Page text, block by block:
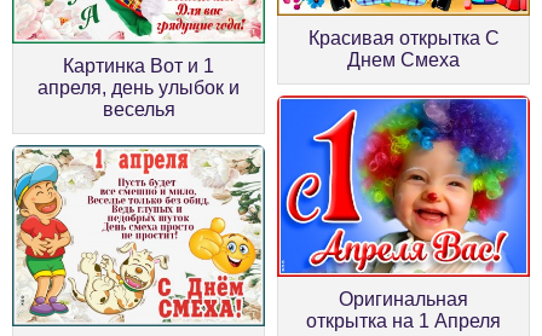
Картинка Вот и 1
апреля, день улыбок и
веселья
Красивая открытка С
Днем Смеха
Оригинальная
открытка на 1 Апреля